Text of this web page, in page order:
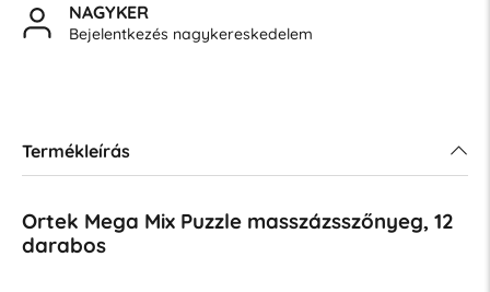
NAGYKER
Bejelentkezés nagykereskedelem
Termékleírás
Ortek Mega Mix Puzzle masszázsszőnyeg, 12
darabos